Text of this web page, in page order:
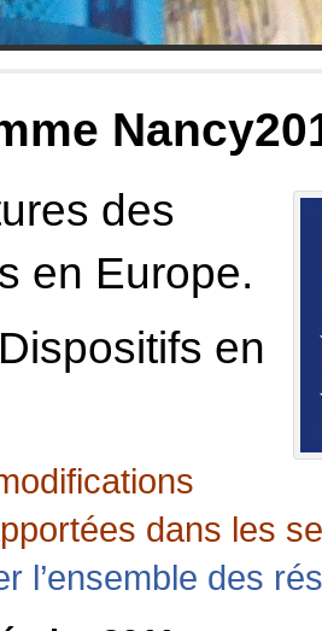
des
en Europe.
en
dans les
l’ensemble des